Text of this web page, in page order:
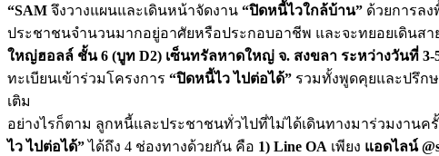
“SAM จึงวางแผนและเดินหน้าจัดงาน “ปิดหนี้ไวใกล้บ้าน” ด้วยการล
ประชาชนจำนวนมากอยู่อาศัยหรือประกอบอาชีพ และจะทยอยเดินส
ใหญ่ฮอลล์ ชั้น 6 (บูท D2) เซ็นทรัลหาดใหญ่ จ. สงขลา ระหว่างวันที่ 3-
ทะเบียนเข้าร่วมโครงการ “ปิดหนี้ไว ไปต่อได้” รวมทั้งพูดคุยและปรึก
เติม
อย่างไรก็ตาม ลูกหนี้และประชาชนทั่วไปที่ไม่ได้เดินทางมาร่วมงาน
ไว ไปต่อได้”ได้ถึง 4 ช่องทางด้วยกัน คือ 1) Line OA เพียง แอดไลน์